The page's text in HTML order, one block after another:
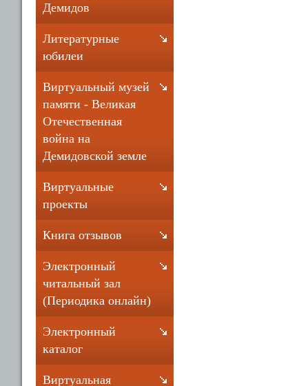
Демидов
Литературные
юбилеи
Виртуальный музей
памяти - Великая
Отечественная
война на
Демидовской земле
Виртуальные
проекты
Книга отзывов
Электронный
читальный зал
(Периодика онлайн)
Электронный
каталог
Виртуальная